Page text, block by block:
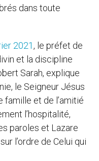
dans toute
2021, le préfet de
et la discipline
Sarah, explique
le Seigneur Jésus
famille et de l’amitié
l’hospitalité,
paroles et Lazare
l’ordre de Celui qui